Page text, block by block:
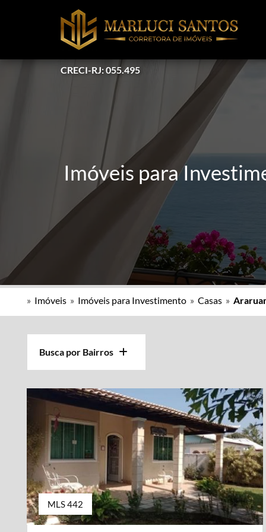
CRECI-RJ: 055.495
Imóveis para
» Imóveis » Imóveis para Investimento » Casas »
Busca por Bairros
MLS 442